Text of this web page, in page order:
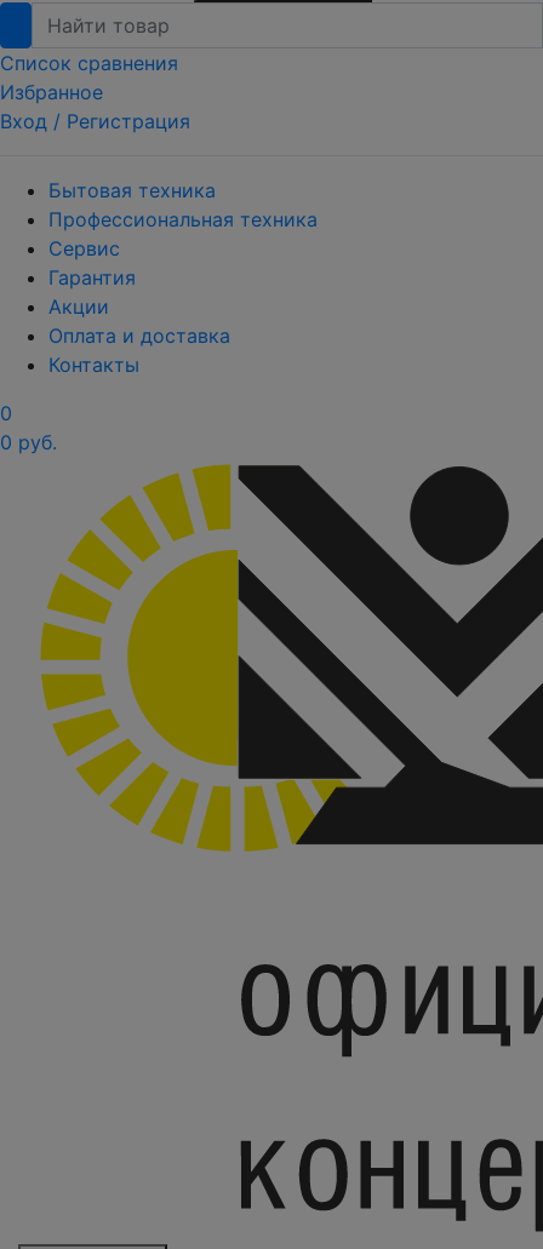
Список сравнения
Избранное
Вход / Регистрация
Бытовая техника
Профессиональная техника
Сервис
Гарантия
Акции
Оплата и доставка
Контакты
0
0 руб.